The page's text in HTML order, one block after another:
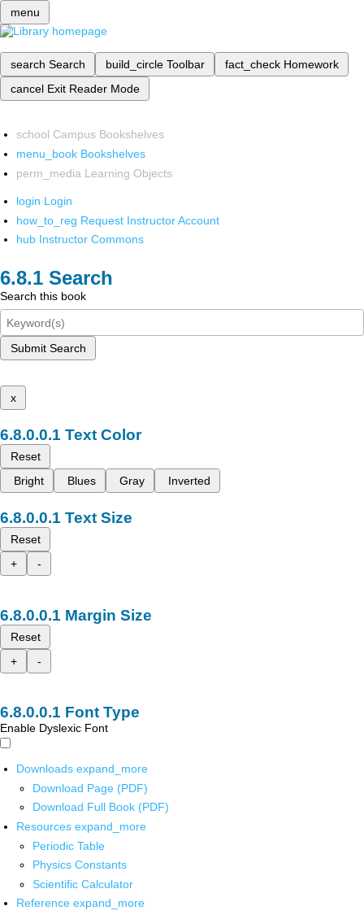
menu
search Search build_circle Toolbar fact_check Homework
cancel Exit Reader Mode
school Campus Bookshelves
menu_book Bookshelves
perm_media Learning Objects
login Login
how_to_reg Request Instructor Account
hub Instructor Commons
Search
Search this book
Submit Search
x
Text Color
Reset
Bright
Blues Gray Inverted
Text Size
Reset
+
-
Margin Size
Reset
+
-
Font Type
Enable Dyslexic Font
Downloads expand_more
Download Page (PDF)
Download Full Book (PDF)
Resources expand_more
Periodic Table
Physics Constants
Scientific Calculator
Reference expand_more